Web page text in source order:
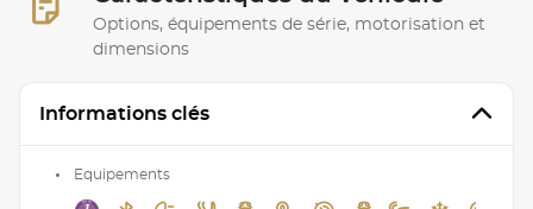
Options, équipements de série, motorisation et
dimensions
Informations clés
Equipements